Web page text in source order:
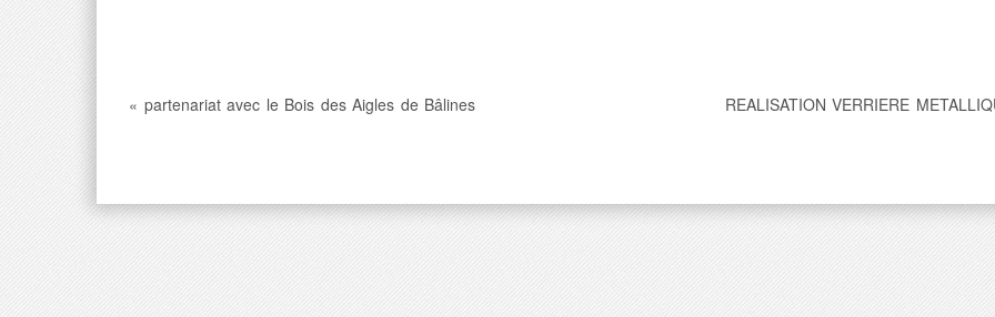
« partenariat avec le Bois des Aigles de Bâlines REALISATION VERRIERE